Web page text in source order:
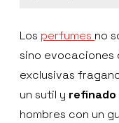
Los perfumes no
sino evocaciones
exclusivas
un sutil y refinado
hombres con un